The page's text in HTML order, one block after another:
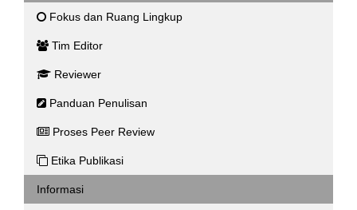
Fokus dan Ruang Lingkup
Tim Editor
Reviewer
Panduan Penulisan
Proses Peer Review
Etika Publikasi
Informasi